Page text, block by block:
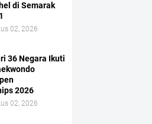
di Semarak
02, 2026
36 Negara Ikuti
2026
02, 2026